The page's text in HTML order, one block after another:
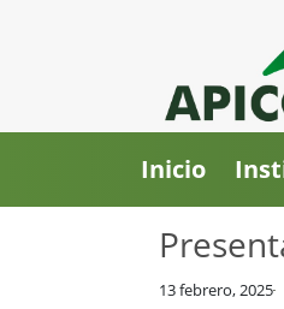
Inicio
13 febrero, 2025